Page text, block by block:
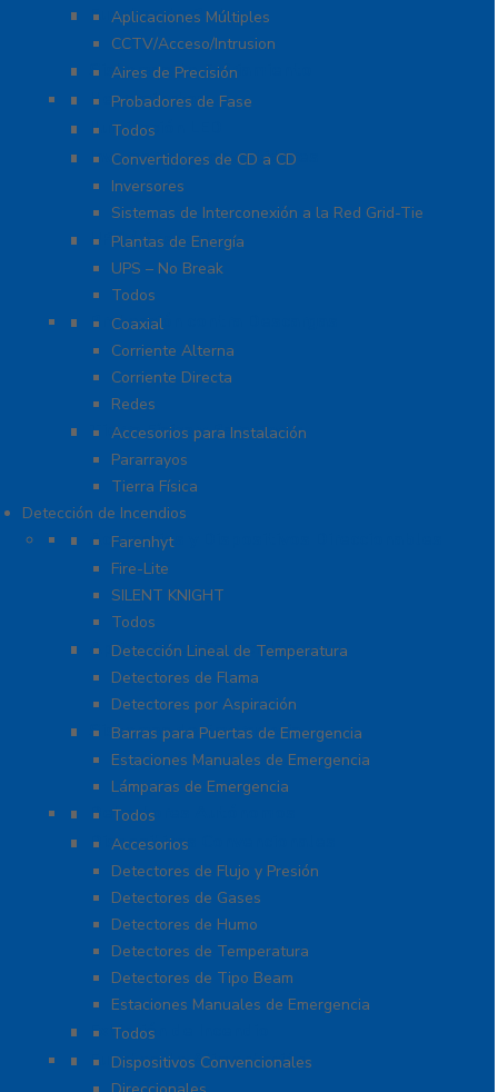
Fuentes de Poder
Aplicaciones Múltiples
CCTV/Acceso/Intrusion
Sistemas de Enfriamiento
Aires de Precisión
Herramientas
Probadores de Fase
Iluminación LED
Todos
Inversores y Convertidores
Convertidores de CD a CD
Inversores
Sistemas de Interconexión a la Red Grid-Tie
UPS / Respaldo
Plantas de Energía
UPS – No Break
Todos
Protección contra Descargas
Coaxial
Corriente Alterna
Corriente Directa
Redes
Tierra Física y Pararrayos
Accesorios para Instalación
Pararrayos
Tierra Física
Detección de Incendios
Accesorios y Dispositivos Direccionables
Farenhyt
Fire-Lite
SILENT KNIGHT
Todos
Aplicaciones Especiales
Detección Lineal de Temperatura
Detectores de Flama
Detectores por Aspiración
Sistemas de Emergencia
Barras para Puertas de Emergencia
Estaciones Manuales de Emergencia
Lámparas de Emergencia
Detectores Autónomos
Todos
Dispositivos Convencionales
Accesorios
Detectores de Flujo y Presión
Detectores de Gases
Detectores de Humo
Detectores de Temperatura
Detectores de Tipo Beam
Estaciones Manuales de Emergencia
Extinción de Incendio
Todos
Fuentes de Alimentación
Dispositivos Convencionales